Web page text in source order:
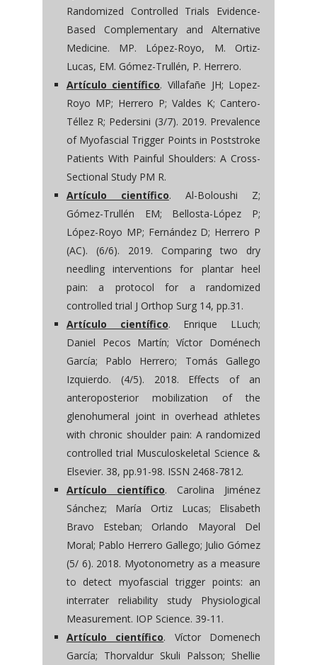
Randomized Controlled Trials Evidence-
Based Complementary and Alternative
Medicine. MP. López-Royo, M. Ortiz-
Lucas, EM. Gómez-Trullén, P. Herrero.
Artículo científico. Villafañe JH; Lopez-
Royo MP; Herrero P; Valdes K; Cantero-
Téllez R; Pedersini (3/7). 2019. Prevalence
of Myofascial Trigger Points in Poststroke
Patients With Painful Shoulders: A Cross-
Sectional Study PM R.
Artículo científico. Al-Boloushi Z;
Gómez-Trullén EM; Bellosta-López P;
López-Royo MP; Fernández D; Herrero P
(AC). (6/6). 2019. Comparing two dry
needling interventions for plantar heel
pain: a protocol for a randomized
controlled trial J Orthop Surg 14, pp.31.
Artículo científico. Enrique LLuch;
Daniel Pecos Martín; Víctor Doménech
García; Pablo Herrero; Tomás Gallego
Izquierdo. (4/5). 2018. Effects of an
anteroposterior mobilization of the
glenohumeral joint in overhead athletes
with chronic shoulder pain: A randomized
controlled trial Musculoskeletal Science &
Elsevier. 38, pp.91-98. ISSN 2468-7812.
Artículo científico. Carolina Jiménez
Sánchez; María Ortiz Lucas; Elisabeth
Bravo Esteban; Orlando Mayoral Del
Moral; Pablo Herrero Gallego; Julio Gómez
(5/ 6). 2018. Myotonometry as a measure
to detect myofascial trigger points: an
interrater reliability study Physiological
Measurement. IOP Science. 39-11.
Artículo científico. Víctor Domenech
García; Thorvaldur Skuli Palsson; Shellie